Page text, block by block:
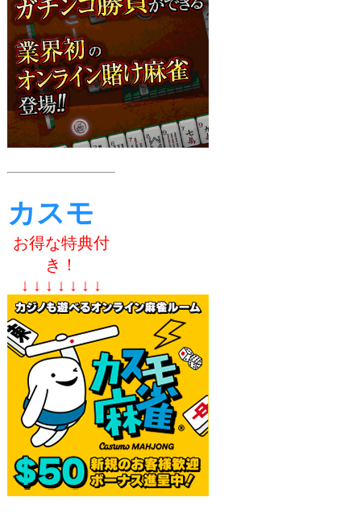
カスモ
お得な特典付
き！
↓ ↓ ↓ ↓ ↓ ↓ ↓